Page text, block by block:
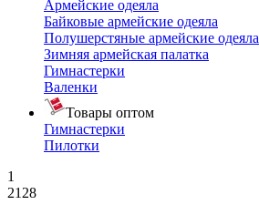
Армейские одеяла
Байковые армейские одеяла
Полушерстяные армейские одеяла
Зимняя армейская палатка
Гимнастерки
Валенки
Товары оптом
Гимнастерки
Пилотки
1
2128